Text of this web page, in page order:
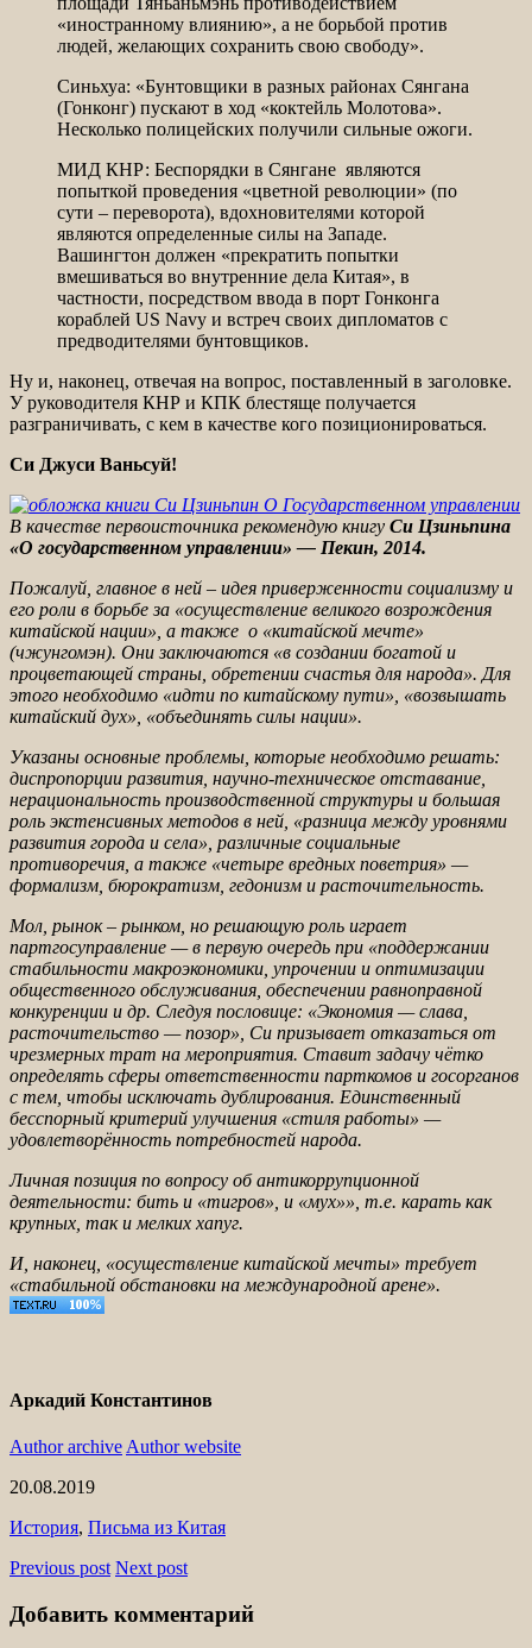
«иностранному влиянию», а не борьбой против
людей, желающих сохранить свою свободу».
Синьхуа: «Бунтовщики в разных районах Сянгана
(Гонконг) пускают в ход «коктейль Молотова».
Несколько полицейских получили сильные ожоги.
МИД КНР: Беспорядки в Сянгане являются
попыткой проведения «цветной революции» (по
сути – переворота), вдохновителями которой
являются определенные силы на Западе.
Вашингтон должен «прекратить попытки
вмешиваться во внутренние дела Китая», в
частности, посредством ввода в порт Гонконга
кораблей US Navy и встреч своих дипломатов с
предводителями бунтовщиков.
Ну и, наконец, отвечая на вопрос, поставленный в заголовке.
У руководителя КНР и КПК блестяще получается
разграничивать, с кем в качестве кого позиционироваться.
Си Джуси Ваньсуй!
В качестве первоисточника рекомендую книгу Си Цзиньпина
«О государственном управлении» — Пекин, 2014.
Пожалуй, главное в ней – идея приверженности социализму и
его роли в борьбе за «осуществление великого возрождения
китайской нации», а также о «китайской мечте»
(чжунгомэн). Они заключаются «в создании богатой и
процветающей страны, обретении счастья для народа». Для
этого необходимо «идти по китайскому пути», «возвышать
китайский дух», «объединять силы нации».
Указаны основные проблемы, которые необходимо решать:
диспропорции развития, научно-техническое отставание,
нерациональность производственной структуры и большая
роль экстенсивных методов в ней, «разница между уровнями
развития города и села», различные социальные
противоречия, а также «четыре вредных поветрия» —
формализм, бюрократизм, гедонизм и расточительность.
Мол, рынок – рынком, но решающую роль играет
партгосуправление — в первую очередь при «поддержании
стабильности макроэкономики, упрочении и оптимизации
общественного обслуживания, обеспечении равноправной
конкуренции и др. Следуя пословице: «Экономия — слава,
расточительство — позор», Си призывает отказаться от
чрезмерных трат на мероприятия. Ставит задачу чётко
определять сферы ответственности парткомов и госорганов
с тем, чтобы исключать дублирования. Единственный
бесспорный критерий улучшения «стиля работы» —
удовлетворённость потребностей народа.
Личная позиция по вопросу об антикоррупционной
деятельности: бить и «тигров», и «мух»», т.е. карать как
крупных, так и мелких хапуг.
И, наконец, «осуществление китайской мечты» требует
«стабильной обстановки на международной арене».
Аркадий Константинов
Author archive Author website
20.08.2019
История, Письма из Китая
Previous post Next post
Добавить комментарий